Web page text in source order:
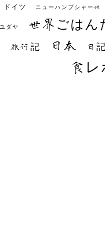
ドイツ ニューハンプシャー州
ユダヤ 世界ごはん
旅行記 日本 日記
食レ